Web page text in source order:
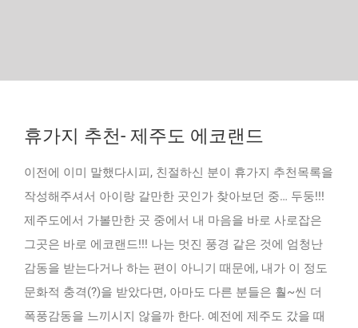
휴가지 추천- 제주도 에코랜드
이전에 이미 말했다시피, 친절하신 분이 휴가지 추천목록을
작성해주셔서 아이랑 갈만한 곳인가 찾아보던 중… 두둥!!!
제주도에서 가볼만한 곳 중에서 내 마음을 바로 사로잡은
그곳은 바로 에코랜드!!! 나는 멋진 풍경 같은 것에 엄청난
감동을 받는다거나 하는 편이 아니기 때문에, 내가 이 정도
문화적 충격(?)을 받았다면, 아마도 다른 분들은 훨~씬 더
폭풍감동을 느끼시지 않을까 한다. 예전에 제주도 갔을 때